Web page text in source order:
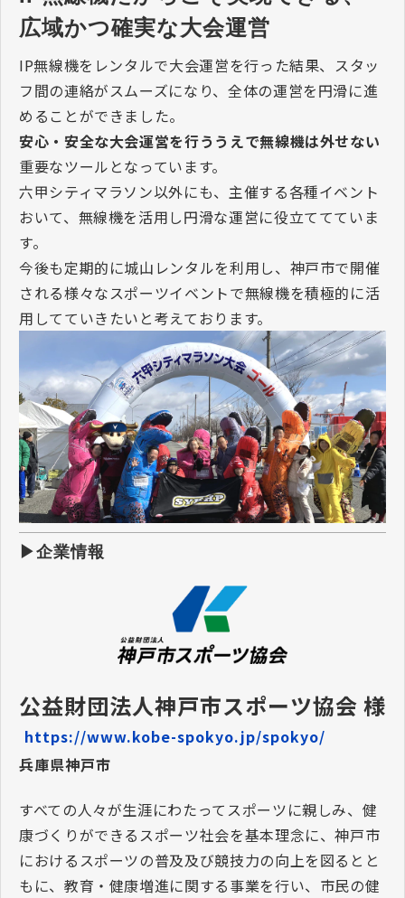
広域かつ確実な大会運営
IP無線機をレンタルで大会運営を行った結果、スタッ
フ間の連絡がスムーズになり、全体の運営を円滑に進
めることができました。
安心・安全な大会運営を行ううえで無線機は外せない
重要なツールとなっています。
六甲シティマラソン以外にも、主催する各種イベント
おいて、無線機を活用し円滑な運営に役立ててていま
す。
今後も定期的に城山レンタルを利用し、神戸市で開催
される様々なスポーツイベントで無線機を積極的に活
用してていきたいと考えております。
▶企業情報
https://www.kobe-spokyo.jp/spokyo/
兵庫県神戸市
すべての人々が生涯にわたってスポーツに親しみ、健
康づくりができるスポーツ社会を基本理念に、神戸市
におけるスポーツの普及及び競技力の向上を図るとと
もに、教育・健康増進に関する事業を行い、市民の健